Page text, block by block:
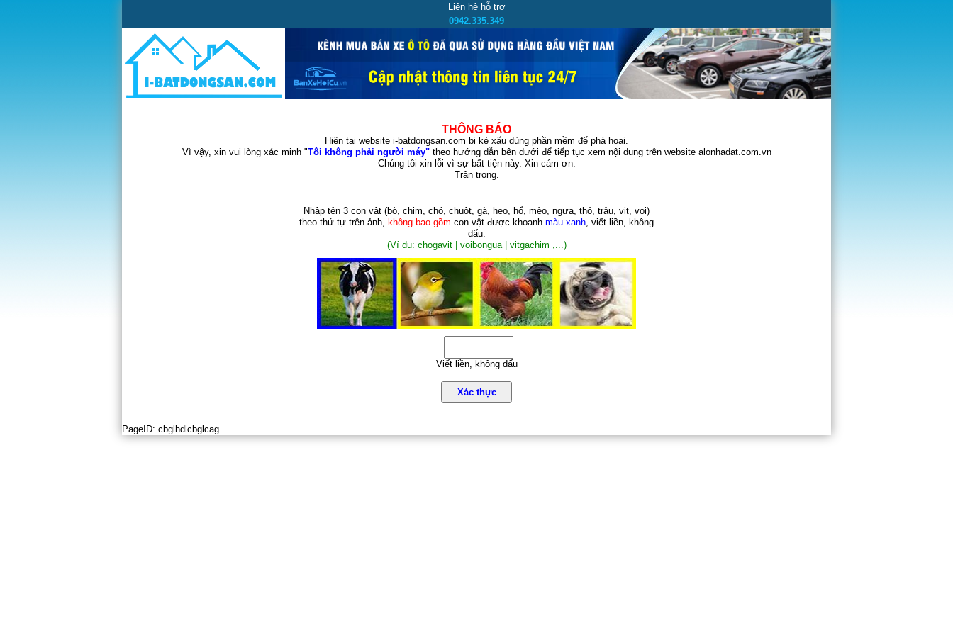
Liên hệ hỗ trợ
0942.335.349
THÔNG BÁO
Hiện tại website i-batdongsan.com bị kẻ xấu dùng phần mềm để phá hoại.
Vì vậy, xin vui lòng xác minh "Tôi không phải người máy"theo hướng dẫn bên dưới để tiếp tục xem nội dung trên website alonhadat.com.vn
Chúng tôi xin lỗi vì sự bất tiện này. Xin cám ơn.
Trân trọng.
Nhập tên 3 con vật (bò, chim, chó, chuột, gà, heo, hổ, mèo, ngựa, thỏ, trâu, vịt, voi)
theo thứ tự trên ảnh, không bao gồm con vật được khoanh màu xanh, viết liền, không
dấu.
(Ví dụ: chogavit | voibongua | vitgachim ,...)
Viết liền, không dấu
Xác thực
PageID: cbglhdlcbglcag